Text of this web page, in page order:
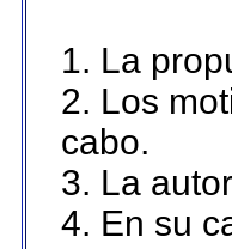
1. La
2. Los
cabo.
3. La
4. En su